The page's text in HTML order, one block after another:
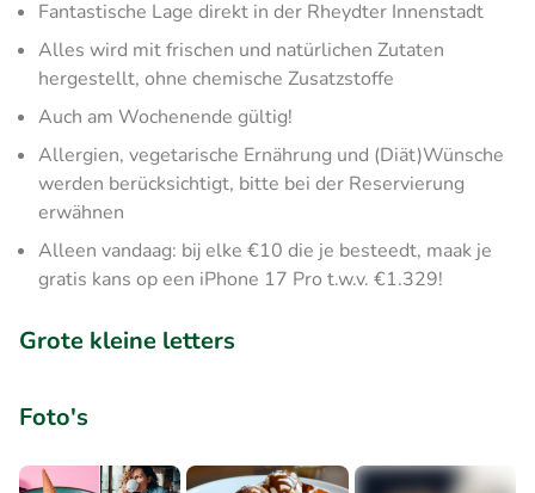
Fantastische Lage direkt in der Rheydter Innenstadt
Alles wird mit frischen und natürlichen Zutaten
hergestellt, ohne chemische Zusatzstoffe
Auch am Wochenende gültig!
Allergien, vegetarische Ernährung und (Diät)Wünsche
werden berücksichtigt, bitte bei der Reservierung
erwähnen
Alleen vandaag: bij elke €10 die je besteedt, maak je
gratis kans op een iPhone 17 Pro t.w.v. €1.329!
Grote kleine letters
Foto's